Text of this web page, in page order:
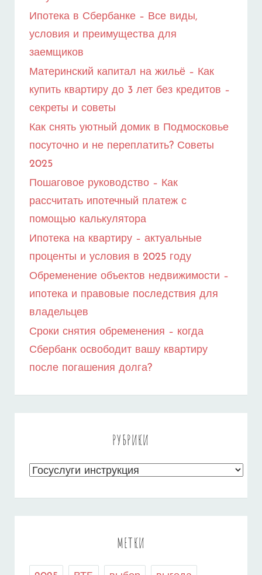
Ипотека в Сбербанке – Все виды,
условия и преимущества для
заемщиков
Материнский капитал на жильё – Как
купить квартиру до 3 лет без кредитов –
секреты и советы
Как снять уютный домик в Подмосковье
посуточно и не переплатить? Советы
2025
Пошаговое руководство – Как
рассчитать ипотечный платеж с
помощью калькулятора
Ипотека на квартиру – актуальные
проценты и условия в 2025 году
Обременение объектов недвижимости –
ипотека и правовые последствия для
владельцев
Сроки снятия обременения – когда
Сбербанк освободит вашу квартиру
после погашения долга?
РУБРИКИ
Рубрики
МЕТКИ